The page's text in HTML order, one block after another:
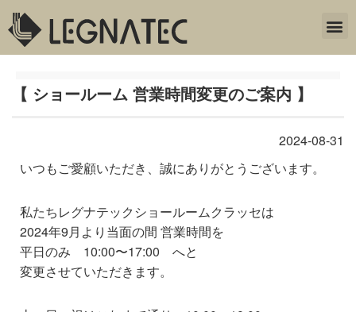
【 ショールーム 営業時間変更のご案内 】
2024-08-31
いつもご愛顧いただき、誠にありがとうございます。
私たちレグナテックショールームクラッセは
2024年9月より当面の間 営業時間を
平日のみ 10:00〜17:00 へと
変更させていただきます。